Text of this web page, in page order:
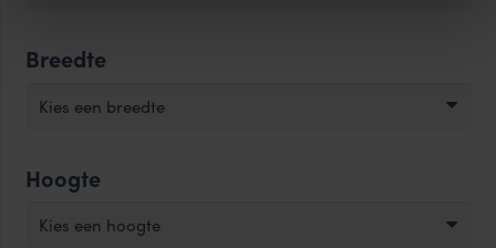
Breedte
Kies een breedte
Hoogte
Kies een hoogte